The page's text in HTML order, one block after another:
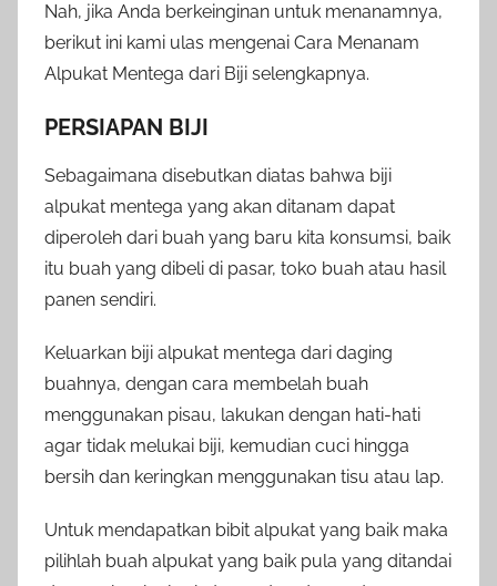
Nah, jika Anda berkeinginan untuk menanamnya,
berikut ini kami ulas mengenai Cara Menanam
Alpukat Mentega dari Biji selengkapnya.
PERSIAPAN BIJI
Sebagaimana disebutkan diatas bahwa biji
alpukat mentega yang akan ditanam dapat
diperoleh dari buah yang baru kita konsumsi, baik
itu buah yang dibeli di pasar, toko buah atau hasil
panen sendiri.
Keluarkan biji alpukat mentega dari daging
buahnya, dengan cara membelah buah
menggunakan pisau, lakukan dengan hati-hati
agar tidak melukai biji, kemudian cuci hingga
bersih dan keringkan menggunakan tisu atau lap.
Untuk mendapatkan bibit alpukat yang baik maka
pilihlah buah alpukat yang baik pula yang ditandai